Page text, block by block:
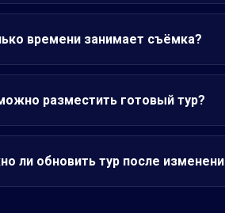
времени занимает съёмка?
разместить готовый тур?
ли обновить тур после